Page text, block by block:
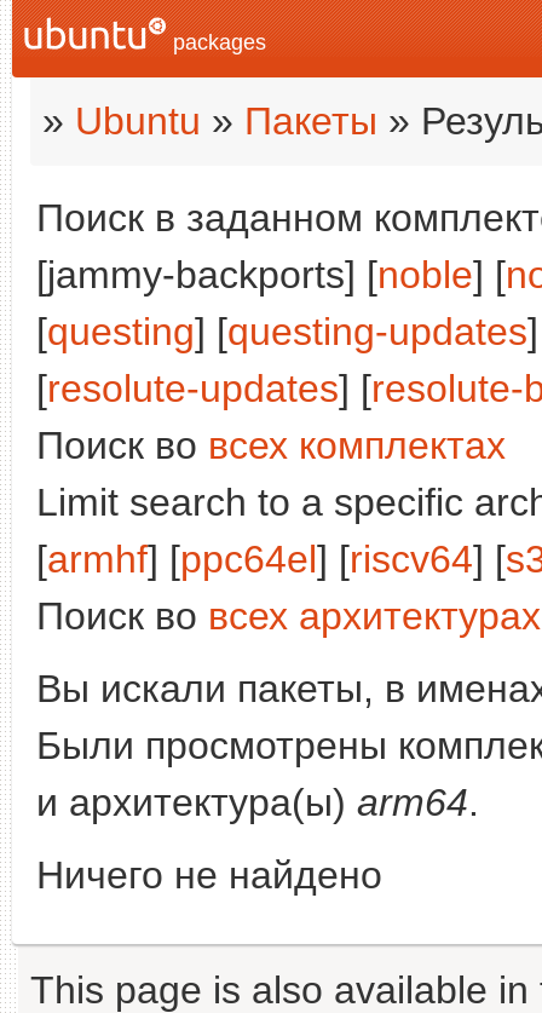
packages
» Ubuntu » Пакеты »
Поиск в заданном
[jammy-backports] [noble] [
[questing] [questing-updates
[resolute-updates] [resolute-
Поиск во всех комплектах
Limit search to a specific
[armhf] [ppc64el] [riscv64] [
Поиск во всех архитектурах
Вы искали пакеты, в
Были просмотрены
и архитектура(ы) arm64.
Ничего не найдено
This page is also available